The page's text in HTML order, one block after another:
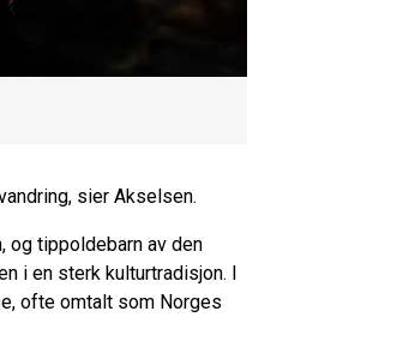
sier Akselsen.
og tippoldebarn av den
i en sterk kulturtradisjon. I
ofte omtalt som Norges